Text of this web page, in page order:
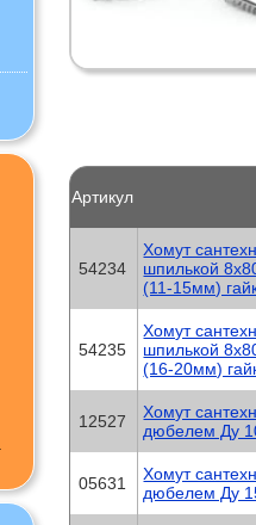
Артикул
54234
Хомут
шпилькой
(11-15мм)
54235
Хомут
шпилькой
(16-20мм)
12527
Хомут
дюбелем Ду
05631
Хомут
дюбелем Ду